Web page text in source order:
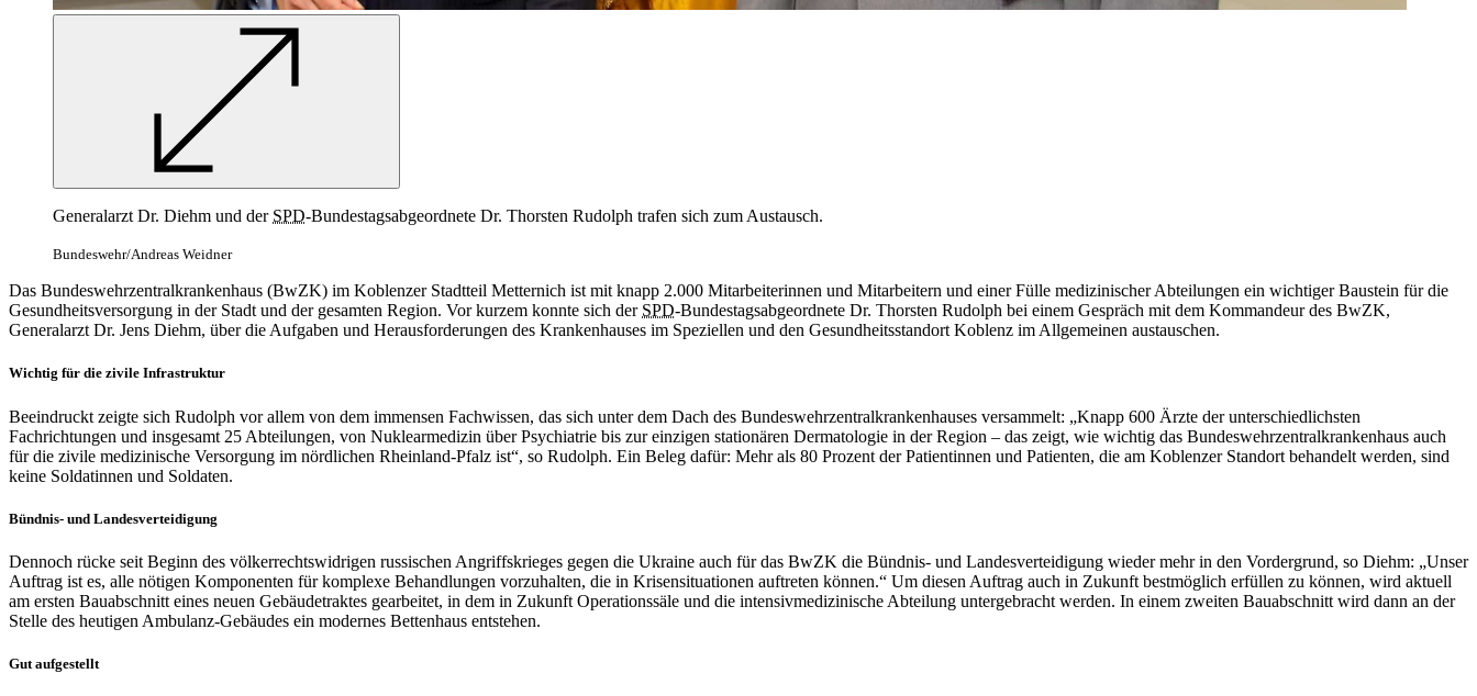
Generalarzt Dr. Diehm und der SPD-Bundestagsabgeordnete Dr. Thorsten Rudolph trafen sich zum Austausch.
Bundeswehr/Andreas Weidner
Das Bundeswehrzentralkrankenhaus (BwZK) im Koblenzer Stadtteil Metternich ist mit knapp 2.000 Mitarbeiterinnen und Mitarbeitern und einer Fülle medizinischer Abteilungen ein wichtiger Baustein für die
Gesundheitsversorgung in der Stadt und der gesamten Region. Vor kurzem konnte sich der SPD-Bundestagsabgeordnete Dr. Thorsten Rudolph bei einem Gespräch mit dem Kommandeur des BwZK,
Generalarzt Dr. Jens Diehm, über die Aufgaben und Herausforderungen des Krankenhauses im Speziellen und den Gesundheitsstandort Koblenz im Allgemeinen austauschen.
Wichtig für die zivile Infrastruktur
Beeindruckt zeigte sich Rudolph vor allem von dem immensen Fachwissen, das sich unter dem Dach des Bundeswehrzentralkrankenhauses versammelt: „Knapp 600 Ärzte der unterschiedlichsten
Fachrichtungen und insgesamt 25 Abteilungen, von Nuklearmedizin über Psychiatrie bis zur einzigen stationären Dermatologie in der Region – das zeigt, wie wichtig das Bundeswehrzentralkrankenhaus auch
für die zivile medizinische Versorgung im nördlichen Rheinland-Pfalz ist“, so Rudolph. Ein Beleg dafür: Mehr als 80 Prozent der Patientinnen und Patienten, die am Koblenzer Standort behandelt werden, sind
keine Soldatinnen und Soldaten.
Bündnis- und Landesverteidigung
Dennoch rücke seit Beginn des völkerrechtswidrigen russischen Angriffskrieges gegen die Ukraine auch für das BwZK die Bündnis- und Landesverteidigung wieder mehrin den Vordergrund, so Diehm: „Unser
Auftrag ist es, alle nötigen Komponenten für komplexe Behandlungen vorzuhalten, die in Krisensituationen auftreten können.“ Um diesen Auftrag auch in Zukunft bestmöglich erfüllen zu können, wird aktuell
am ersten Bauabschnitt eines neuen Gebäudetraktes gearbeitet, in dem in Zukunft Operationssäle und die intensivmedizinische Abteilung untergebracht werden. In einem zweiten Bauabschnitt wird dann an der
Stelle des heutigen Ambulanz-Gebäudes ein modernes Bettenhaus entstehen.
Gut aufgestellt